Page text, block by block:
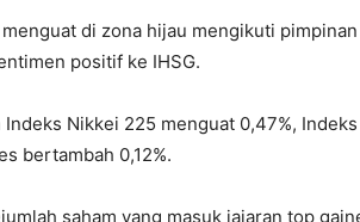
di zona hijau mengikuti
positif ke IHSG.
Nikkei 225 menguat 0,47%,
bertambah 0,12%.
saham yang masuk jajaran top